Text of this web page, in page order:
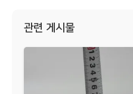
관련 게시물